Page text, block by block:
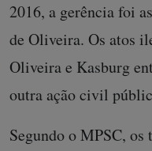
2016, a gerência foi
de Oliveira. Os atos
Oliveira e Kasburg
outra ação civil
Segundo o MPSC, os